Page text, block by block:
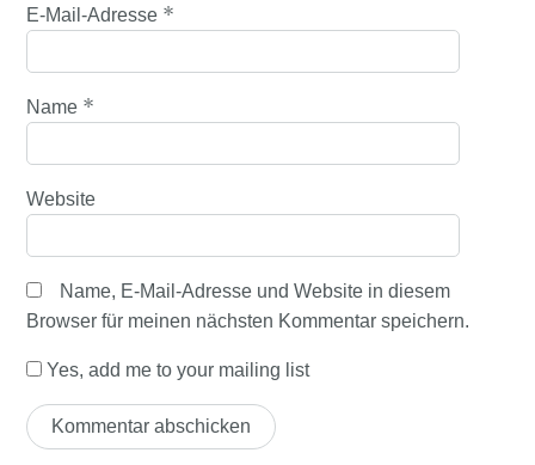
E-Mail-Adresse *
Name *
Website
Name, E-Mail-Adresse und Website in diesem
Browser für meinen nächsten Kommentar speichern.
Yes, add me to your mailing list